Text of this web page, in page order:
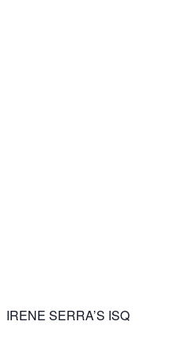
IRENE SERRA’S ISQ